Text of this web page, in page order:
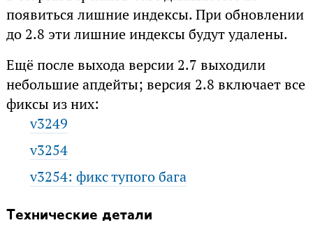
появиться лишние индексы. При обновлении
до 2.8 эти лишние индексы будут удалены.
Ещё после выхода версии 2.7 выходили
небольшие апдейты; версия 2.8 включает все
фиксы из них:
v3249
v3254
v3254: фикс тупого бага
Технические детали